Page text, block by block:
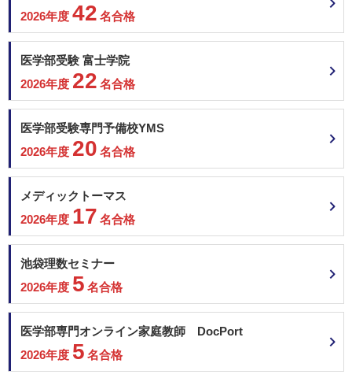
2026年度 42 名合格
医学部受験 富士学院
2026年度 22 名合格
医学部受験専門予備校YMS
2026年度 20 名合格
メディックトーマス
2026年度 17 名合格
池袋理数セミナー
2026年度 5 名合格
医学部専門オンライン家庭教師 DocPort
2026年度 5 名合格